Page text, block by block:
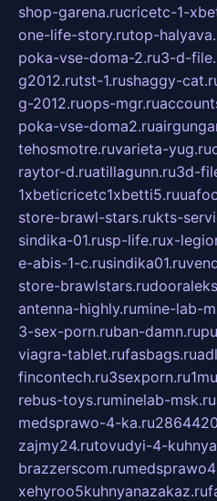
shop-garena.rucricetc-1-
one-life-story.rutop-
poka-vse-doma-2.ru3-d-
g2012.rutst-1.rushaggy-
g-2012.ruops-mgr.ru
poka-vse-doma2.ru
tehosmotre.ruvarieta-yug.ru
raytor-d.ruatillagunn.ru3d-
1xbeticricetc1xbetti5.ru
store-brawl-stars.rukts-
sindika-01.rusp-life.rux-
e-abis-1-c.rusindika01.ru
store-brawlstars.ru
antenna-highly.rumine-lab-
3-sex-porn.ruban-damn.ru
viagra-tablet.rufasbags.ru
fincontech.ru3sexporn.ru
rebus-toys.ruminelab-msk.ru
medsprawo-4-ka.ru
zajmy24.rutovudyi-4-
brazzerscom.ru
xehyroo5kuhnyanazakaz.ru